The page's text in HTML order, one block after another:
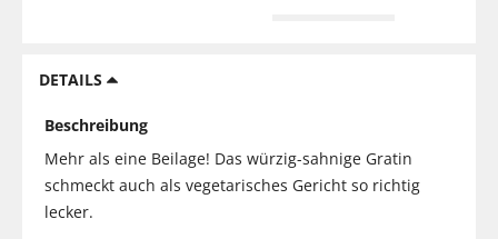
DETAILS
Beschreibung
Mehr als eine Beilage! Das würzig-sahnige Gratin
schmeckt auch als vegetarisches Gericht so richtig
lecker.